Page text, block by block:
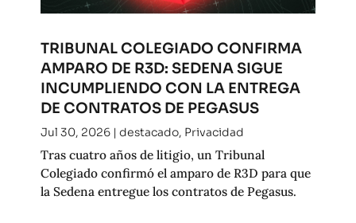
TRIBUNAL COLEGIADO CONFIRMA
AMPARO DE R3D: SEDENA SIGUE
INCUMPLIENDO CON LA ENTREGA
DE CONTRATOS DE PEGASUS
Jul 30, 2026| destacado, Privacidad
Tras cuatro años de litigio, un Tribunal
Colegiado confirmó el amparo de R3D para que
la Sedena entregue los contratos de Pegasus.